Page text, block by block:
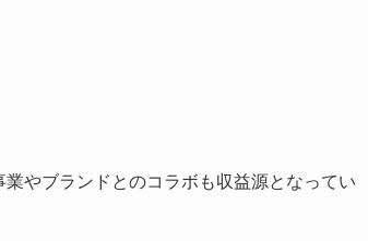
やブランドとのコラボも収益源となってい